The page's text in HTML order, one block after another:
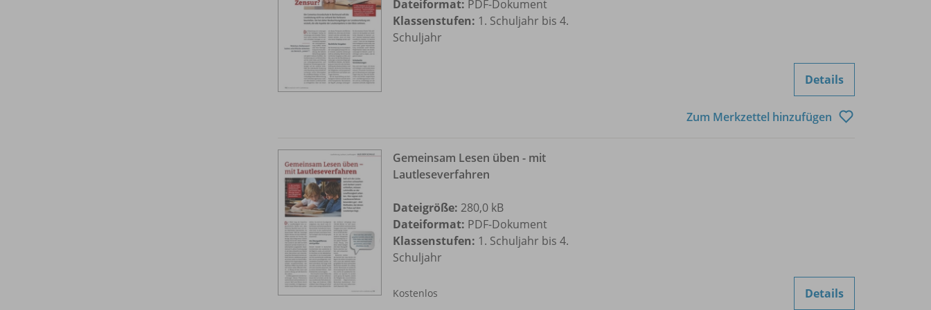
Dateiformat: PDF-Dokument
Klassenstufen: 1. Schuljahr bis 4.
Schuljahr
Details
Zum Merkzettel hinzufügen
Gemeinsam Lesen üben - mit
Lautleseverfahren
Dateigröße: 280,0 kB
Dateiformat: PDF-Dokument
Klassenstufen: 1. Schuljahr bis 4.
Schuljahr
Kostenlos Details